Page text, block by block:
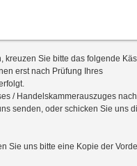
kreuzen Sie bitte das folgende
erst nach Prüfung Ihres
/ Handelskammerauszuges
senden, oder schicken Sie uns
Sie uns bitte eine Kopie der